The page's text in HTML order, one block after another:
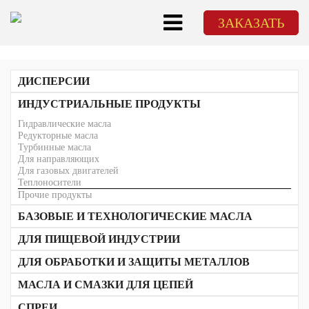
ЗАКАЗАТЬ
ДИСПЕРСИИ
Дисперсии на основе графита
Дисперсии на основе дисульфида молибдена
Дисперсии на основе PTFE
Дисперсии на основе нитрита бора
ИНДУСТРИАЛЬНЫЕ ПРОДУКТЫ
Гидравлические масла
Редукторные масла
Турбинные масла
Для направляющих
Для газовых двигателей
Теплоносители
Прочие продукты
БАЗОВЫЕ И ТЕХНОЛОГИЧЕСКИЕ МАСЛА
В жидкой форме
В пластичной форме
ДЛЯ ПИЩЕВОЙ ИНДУСТРИИ
Масла для цепей и конвейеров
Спреи
Компрессорные и вакуумные масла
Редукторные масла
ДЛЯ ОБРАБОТКИ И ЗАЩИТЫ МЕТАЛЛОВ
Водорастворимые СОЖ
Защита от коррозии
МАСЛА И СМАЗКИ ДЛЯ ЦЕПЕЙ
Для высоких температур